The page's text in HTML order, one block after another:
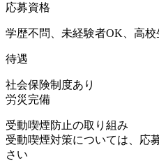
応募資格
学歴不問、未経験者OK、高校
待遇
社会保険制度あり
労災完備
受動喫煙防止の取り組み
受動喫煙対策については、応
さい